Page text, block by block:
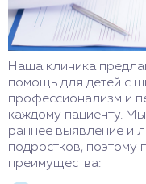
Наша клиника
помощь для детей с
профессионализм и
каждому пациенту.
раннее выявление и
подростков,
преимущества: